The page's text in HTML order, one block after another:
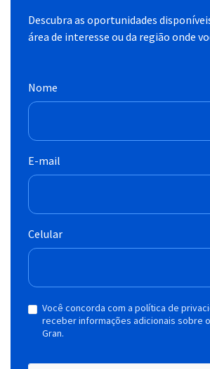
Descubra as oportunidades
área de interesse ou da região onde
Nome
E-mail
Celular
Você concorda com a política de
receber informações adicionais sobre
Gran.